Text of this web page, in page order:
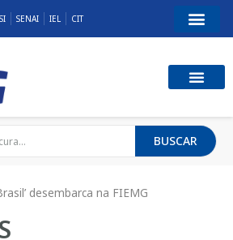
SENAI IEL CIT
BUSCAR
desembarca na FIEMG